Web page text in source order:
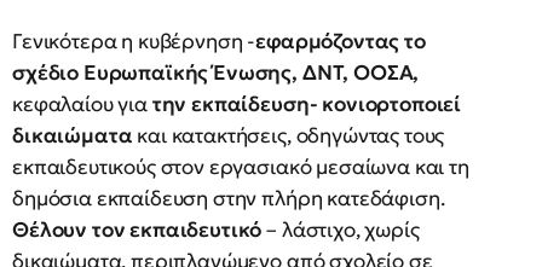
Γενικότερα η κυβέρνηση -εφαρμόζοντας το
σχέδιο Ευρωπαϊκής Ένωσης, ΔΝΤ, ΟΟΣΑ,
κεφαλαίου γιατην εκπαίδευση- κονιορτοποιεί
δικαιώματα και κατακτήσεις, οδηγώντας τους
εκπαιδευτικούς στον εργασιακό μεσαίωνα και τη
δημόσια εκπαίδευση στην πλήρη κατεδάφιση.
Θέλουν τον εκπαιδευτικό– λάστιχο, χωρίς
δικαιώματα, περιπλανώμενο από σχολείο σε